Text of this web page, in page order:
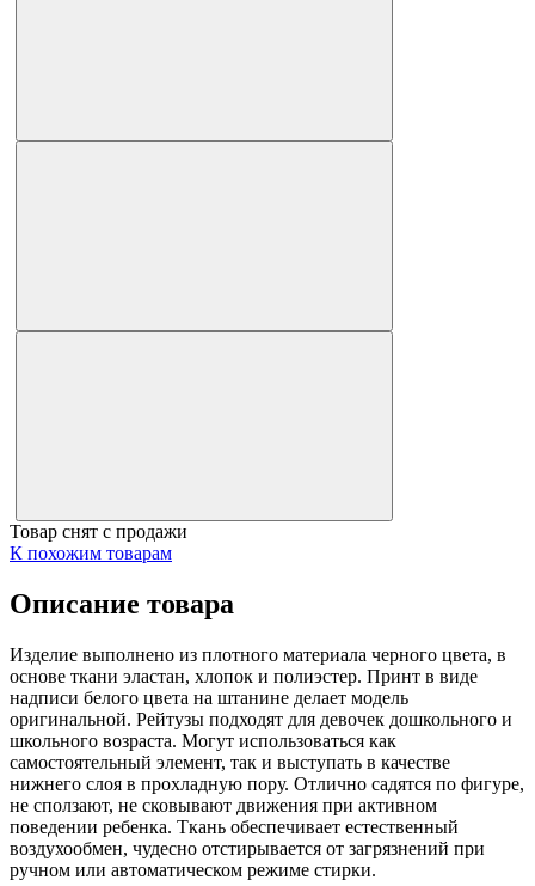
Товар снят с продажи
К похожим товарам
Описание товара
Изделие выполнено из плотного материала черного цвета, в
основе ткани эластан, хлопок и полиэстер. Принт в виде
надписи белого цвета на штанине делает модель
оригинальной. Рейтузы подходят для девочек дошкольного и
школьного возраста. Могут использоваться как
самостоятельный элемент, так и выступать в качестве
нижнего слоя в прохладную пору. Отлично садятся по фигуре,
не сползают, не сковывают движения при активном
поведении ребенка. Ткань обеспечивает естественный
воздухообмен, чудесно отстирывается от загрязнений при
ручном или автоматическом режиме стирки.